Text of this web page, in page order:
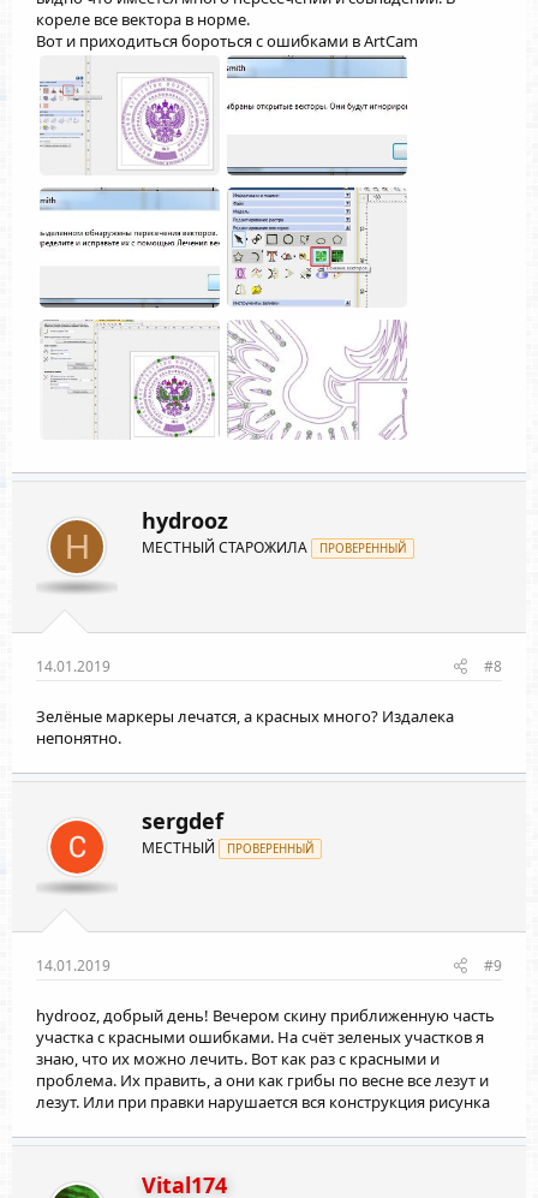
кореле все вектора в норме.
Вот и приходиться бороться с ошибками в ArtCam
H
hydrooz
МЕСТНЫЙ СТАРОЖИЛА ПРОВЕРЕННЫЙ
14.01.2019 #8
Зелёные маркеры лечатся, а красных много? Издалека
непонятно.
sergdef
МЕСТНЫЙ ПРОВЕРЕННЫЙ
14.01.2019 #9
hydrooz, добрый день! Вечером скину приближенную часть
участка с красными ошибками. На счёт зеленых участков я
знаю, что их можно лечить. Вот как раз с красными и
проблема. Их править, а они как грибы по весне все лезут и
лезут. Или при правки нарушается вся конструкция рисунка
Vital174